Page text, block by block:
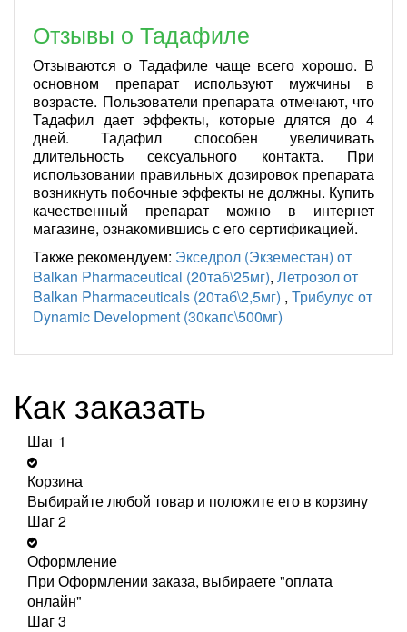
Отзывы о Тадафиле
Отзываются о Тадафиле чаще всего хорошо. В
основном препарат используют мужчины в
возрасте. Пользователи препарата отмечают, что
Тадафил дает эффекты, которые длятся до 4
дней. Тадафил способен увеличивать
длительность сексуального контакта. При
использовании правильных дозировок препарата
возникнуть побочные эффекты не должны. Купить
качественный препарат можно в интернет
магазине, ознакомившись с его сертификацией.
Также рекомендуем: Экседрол (Экземестан) от
Balkan Pharmaceutical (20таб\25мг), Летрозол от
Balkan Pharmaceuticals (20таб\2,5мг) , Трибулус от
Dynamic Development (30капс\500мг)
Как заказать
Шаг 1
Корзина
Выбирайте любой товар и положите его в корзину
Шаг 2
Оформление
При Оформлении заказа, выбираете "оплата
онлайн"
Шаг 3